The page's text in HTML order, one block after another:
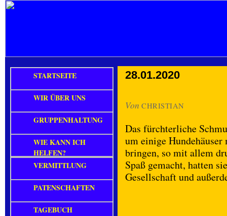
28.01.2020
Von CHRISTIAN
Das fürchterliche
um einige
bringen, so mit allem
Spaß gemacht, hatten
Gesellschaft und
STARTSEITE
WIR ÜBER UNS
GRUPPENHALTUNG
WIE KANN ICH
HELFEN?
VERMITTLUNG
PATENSCHAFTEN
TAGEBUCH